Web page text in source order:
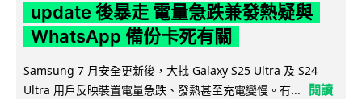
update 後暴走 電量急跌兼發熱疑與
WhatsApp 備份卡死有關
Samsung 7 月安全更新後，大批 Galaxy S25 Ultra 及 S24
Ultra 用戶反映裝置電量急跌、發熱甚至充電變慢。有...
閱讀